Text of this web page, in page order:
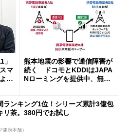
」
マ
り
熊本地震の影響で通信障害が
続く ドコモとKDDIはJAPA
Nローミングを提供中、無料
ランキング1位！シリーズ累計3億包
リ茶。380円でお試し
康本舗）